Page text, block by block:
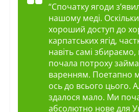
“Спочатку ягоди
нашому меді. Оскільки
хороший доступ до
карпатських ягід,
навіть самі
почала потроху
варенням. Поетапно
ось до всього цього.
здалося мало. Ми
абсолютно нове для